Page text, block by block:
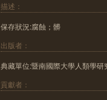
描述：
保存狀況:腐蝕；髒
出版者：
典藏單位:暨南國際大學人類學研
貢獻者：